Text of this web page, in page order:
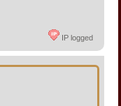
IP logged